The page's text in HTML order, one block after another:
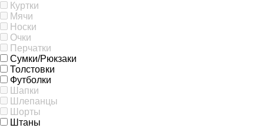
Куртки
Мячи
Носки
Очки
Перчатки
Сумки/Рюкзаки
Толстовки
Футболки
Шапки
Шлепанцы
Шорты
Штаны